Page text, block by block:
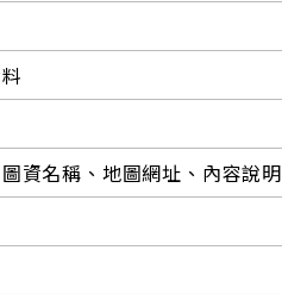
資名稱、地圖網址、內容說明